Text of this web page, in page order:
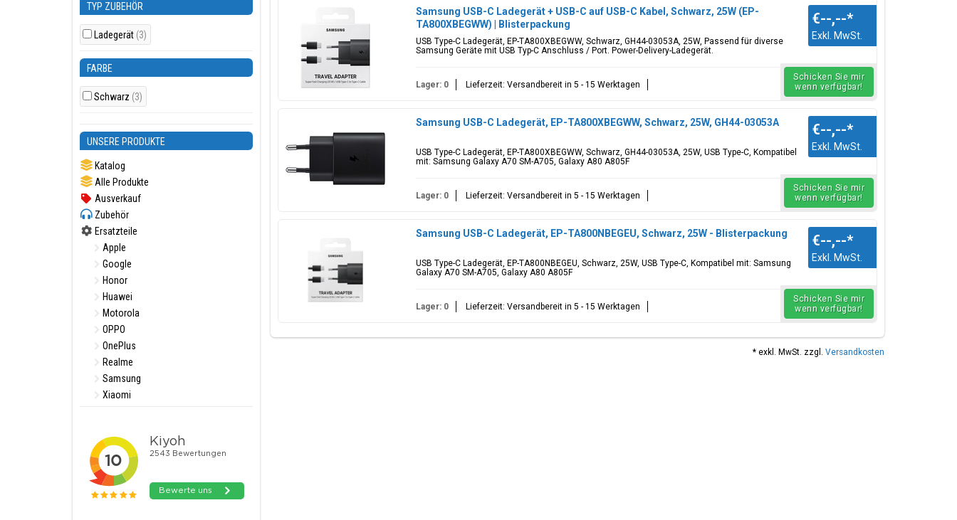
TYP ZUBEHÖR
Ladegerät (3)
FARBE
Schwarz (3)
UNSERE PRODUKTE
Katalog
Alle Produkte
Ausverkauf
Zubehör
Ersatzteile
Apple
Google
Honor
Huawei
Motorola
OPPO
OnePlus
Realme
Samsung
Xiaomi
Samsung USB-C Ladegerät + USB-C auf USB-C Kabel, Schwarz, 25W (EP-
TA800XBEGWW) | Blisterpackung
USB Type-C Ladegerät, EP-TA800XBEGWW, Schwarz, GH44-03053A, 25W, Passend für diverse
Samsung Geräte mit USB Typ-C Anschluss / Port. Power-Delivery-Ladegerät.
€--,--*
Exkl. MwSt.
Lager: 0 Lieferzeit: Versandbereit in 5 - 15 Werktagen
Schicken Sie mir
wenn verfügbar!
Samsung USB-C Ladegerät, EP-TA800XBEGWW, Schwarz, 25W, GH44-03053A
USB Type-C Ladegerät, EP-TA800XBEGWW, Schwarz, GH44-03053A, 25W, USB Type-C, Kompatibel
mit: Samsung Galaxy A70 SM-A705, Galaxy A80 A805F
€--,--*
Exkl. MwSt.
Lager: 0 Lieferzeit: Versandbereit in 5 - 15 Werktagen
Schicken Sie mir
wenn verfügbar!
Samsung USB-C Ladegerät, EP-TA800NBEGEU, Schwarz, 25W - Blisterpackung
USB Type-C Ladegerät, EP-TA800NBEGEU, Schwarz, 25W, USB Type-C, Kompatibel mit: Samsung
Galaxy A70 SM-A705, Galaxy A80 A805F
€--,--*
Exkl. MwSt.
Lager: 0 Lieferzeit: Versandbereit in 5 - 15 Werktagen
Schicken Sie mir
wenn verfügbar!
* exkl. MwSt. zzgl. Versandkosten